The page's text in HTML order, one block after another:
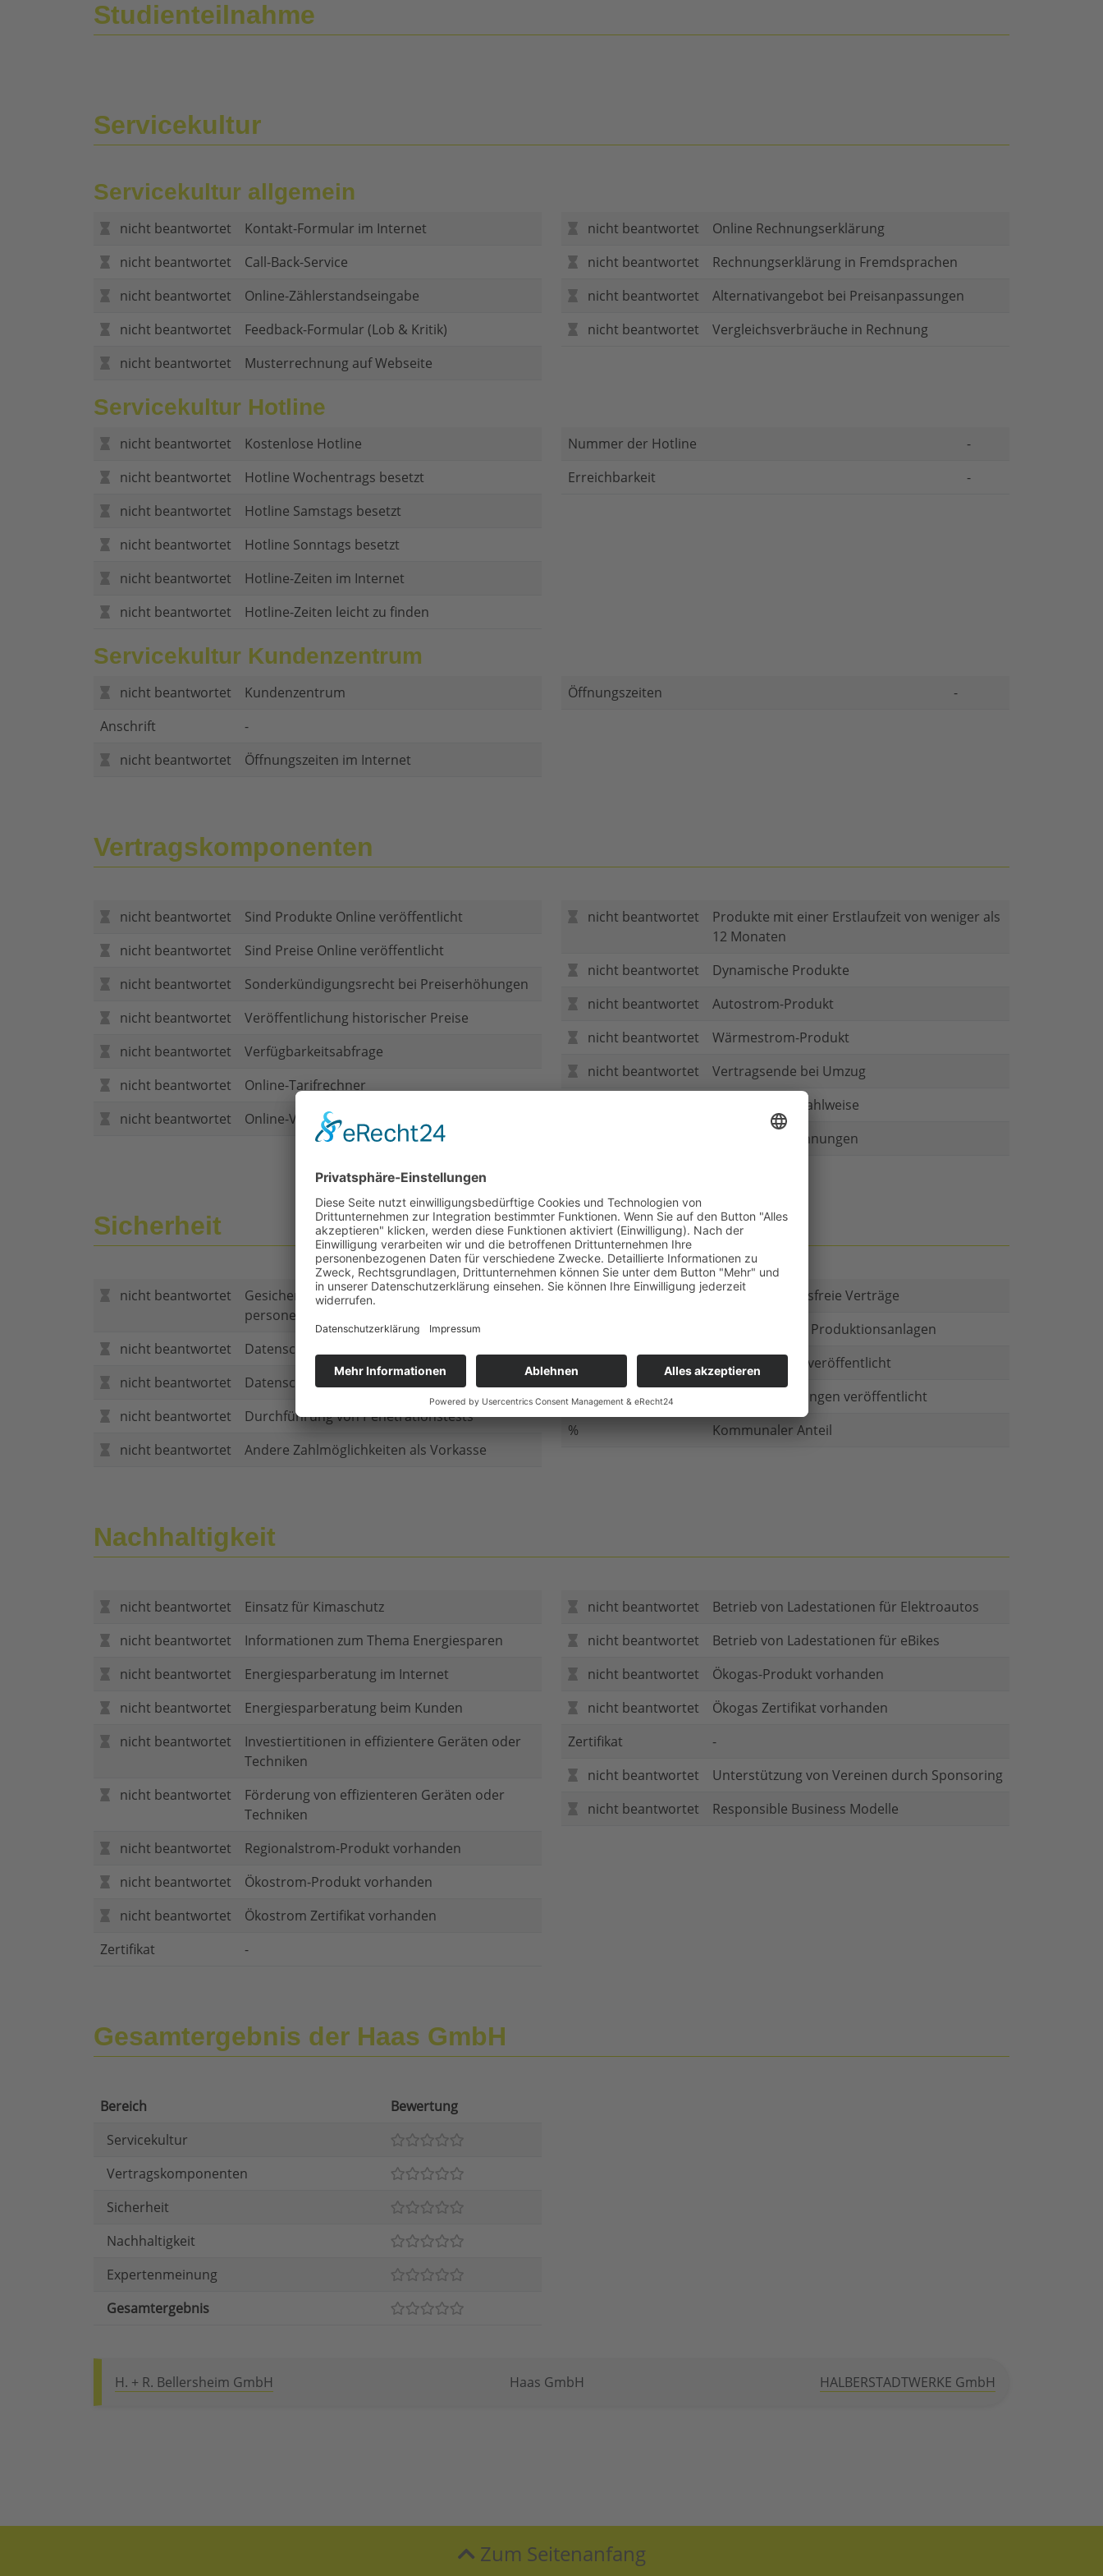
Studienteilnahme
Servicekultur
Servicekultur allgemein
nicht beantwortet
Kontakt-Formular im Internet
nicht beantwortet
Call-Back-Service
nicht beantwortet
Online-Zählerstandseingabe
nicht beantwortet
Feedback-Formular (Lob & Kritik)
nicht beantwortet
Musterrechnung auf Webseite
nicht beantwortet
Online Rechnungserklärung
nicht beantwortet
Rechnungserklärung in Fremdsprachen
nicht beantwortet
Alternativangebot bei Preisanpassungen
nicht beantwortet
Vergleichsverbräuche in Rechnung
Servicekultur Hotline
nicht beantwortet
Kostenlose Hotline
nicht beantwortet
Hotline Wochentrags besetzt
nicht beantwortet
Hotline Samstags besetzt
nicht beantwortet
Hotline Sonntags besetzt
nicht beantwortet
Hotline-Zeiten im Internet
nicht beantwortet
Hotline-Zeiten leicht zu finden
Nummer der Hotline
-
Erreichbarkeit
-
Servicekultur Kundenzentrum
nicht beantwortet
Kundenzentrum
Anschrift
-
nicht beantwortet
Öffnungszeiten im Internet
Öffnungszeiten -
Vertragskomponenten
nicht beantwortet
Sind Produkte Online veröffentlicht
nicht beantwortet
Sind Preise Online veröffentlicht
nicht beantwortet
Sonderkündigungsrecht bei Preiserhöhungen
nicht beantwortet
Veröffentlichung historischer Preise
nicht beantwortet
Verfügbarkeitsabfrage
nicht beantwortet
Online-Tarifrechner
nicht beantwortet
Online-Vertragsabschluss
nicht beantwortet
Produkte mit einer Erstlaufzeit von weniger als
12 Monaten
nicht beantwortet
Dynamische Produkte
nicht beantwortet
Autostrom-Produkt
nicht beantwortet
Wärmestrom-Produkt
nicht beantwortet
Vertragsende bei Umzug
Mehr als eine Zahlweise
Gedruckte Rechnungen
Sicherheit
nicht beantwortet
Gesicherte Verbindung bei
personenbezogenen Daten
nicht beantwortet
Datenschutzerklärung
nicht beantwortet
Datenschutzerklärung im Internet
nicht beantwortet
Durchführung von Penetrationstests
nicht beantwortet
Andere Zahlmöglichkeiten als Vorkasse
nicht beantwortet
Gibt es Kautionsfreie Verträge
Investitionen in Produktionsanlagen
nicht beantwortet
Geschäftsform veröffentlicht
nicht beantwortet
Firmenbeteiligungen veröffentlicht
%
Kommunaler Anteil
Nachhaltigkeit
nicht beantwortet
Einsatz für Kimaschutz
nicht beantwortet
Informationen zum Thema Energiesparen
nicht beantwortet
Energiesparberatung im Internet
nicht beantwortet
Energiesparberatung beim Kunden
nicht beantwortet
Investiertitionen in effizientere Geräten oder
Techniken
nicht beantwortet
Förderung von effizienteren Geräten oder
Techniken
nicht beantwortet
Regionalstrom-Produkt vorhanden
nicht beantwortet
Ökostrom-Produkt vorhanden
nicht beantwortet
Ökostrom Zertifikat vorhanden
Zertifikat
-
nicht beantwortet
Betrieb von Ladestationen für Elektroautos
nicht beantwortet
Betrieb von Ladestationen für eBikes
nicht beantwortet
Ökogas-Produkt vorhanden
nicht beantwortet
Ökogas Zertifikat vorhanden
Zertifikat
-
nicht beantwortet
Unterstützung von Vereinen durch Sponsoring
nicht beantwortet
Responsible Business Modelle
Gesamtergebnis der Haas GmbH
Bereich
Bewertung
Servicekultur
Vertragskomponenten
Sicherheit
Nachhaltigkeit
Expertenmeinung
Gesamtergebnis
H. + R. Bellersheim GmbH Haas GmbH HALBERSTADTWERKE GmbH
Zum Seitenanfang